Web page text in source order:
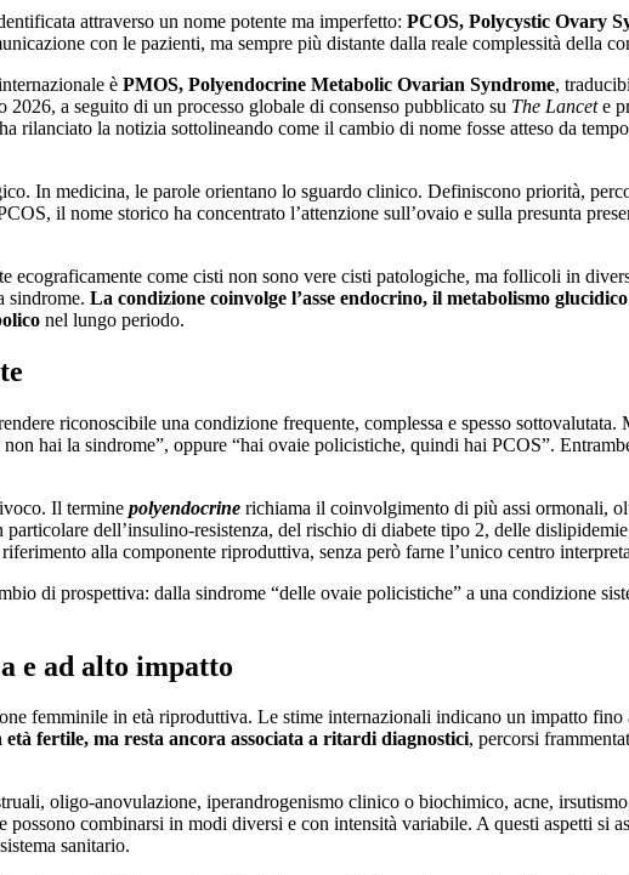
attraverso un nome potente ma imperfetto: PCOS, Polycystic Ovary
con le pazienti, ma sempre più distante dalla reale complessità della
è PMOS, Polyendocrine Metabolic Ovarian Syndrome,
2026, a seguito di un processo globale di consenso pubblicato su The Lancete
rilanciato la notizia sottolineando come il cambio di nome fosse atteso da
In medicina, le parole orientano lo sguardo clinico. Definiscono priorità,
il nome storico ha concentrato l’attenzione sull’ovaio e sulla presunta
ecograficamente come cisti non sono vere cisti patologiche, ma follicoli in
sindrome. La condizione coinvolge l’asse endocrino, il metabolismo
nel lungo periodo.
riconoscibile una condizione frequente, complessa e spesso
hai la sindrome”, oppure “hai ovaie policistiche, quindi hai PCOS”.
Il termine polyendocrine richiama il coinvolgimento di più assi ormonali,
dell’insulino-resistenza, del rischio di diabete tipo 2, delle
alla componente riproduttiva, senza però farne l’unico centro
di prospettiva: dalla sindrome “delle ovaie policistiche” a una condizione
e ad alto impatto
femminile in età riproduttiva. Le stime internazionali indicano un impatto
fertile, ma resta ancora associata a ritardi diagnostici, percorsi
oligo-anovulazione, iperandrogenismo clinico o biochimico, acne,
combinarsi in modi diversi e con intensità variabile. A questi aspetti si
sanitario.